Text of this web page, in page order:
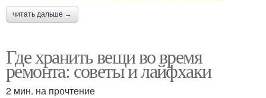
читать дальше →
Где хранить вещи во время
ремонта: советы и лайфхаки
2 мин. на прочтение